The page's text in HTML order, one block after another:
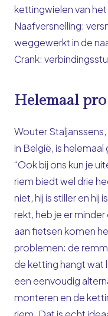
kettingwielen van
Naafversnelling:
weggewerkt in de
Crank:
Helemaal
Wouter
in België, is
“Ook bij ons kun je
riem biedt wel drie
niet, hij is stiller en hij
rekt, heb je er
aan fietsen komen
problemen: de
de ketting hangt wat
een eenvoudig
monteren en de